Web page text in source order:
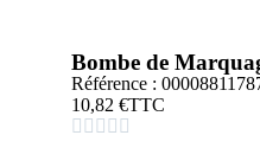
Bombe de
Référence :
10,82 €TTC
    